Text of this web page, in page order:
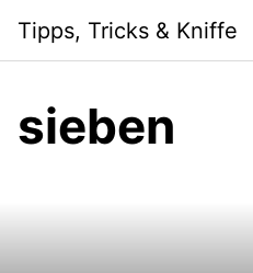
i
Tipps, Tricks & Kniffe
sieben